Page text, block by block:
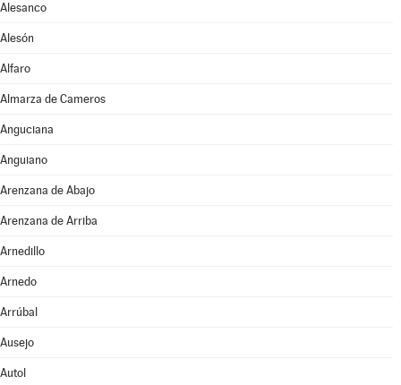
Alesanco
Alesón
Alfaro
Almarza de Cameros
Anguciana
Anguiano
Arenzana de Abajo
Arenzana de Arriba
Arnedillo
Arnedo
Arrúbal
Ausejo
Autol